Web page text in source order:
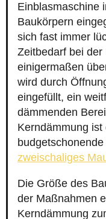
Einblasmaschine
Baukörpern
sich fast immer
Zeitbedarf bei
einigermaßen
wird durch
eingefüllt, ein
dämmenden
Kerndämmung
zweischaliges
Die Größe des
der Maßnahmen
Kerndämmung